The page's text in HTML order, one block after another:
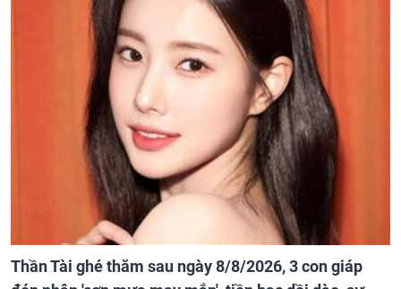
Thần Tài ghé thăm sau ngày 8/8/2026, 3 con giáp